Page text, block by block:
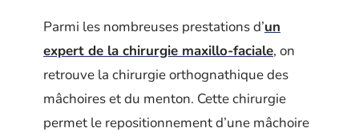
Parmi les nombreuses prestations d’un
expert de la chirurgie maxillo-faciale, on
retrouve la chirurgie orthognathique des
mâchoires et du menton. Cette chirurgie
permet le repositionnement d’une mâchoire